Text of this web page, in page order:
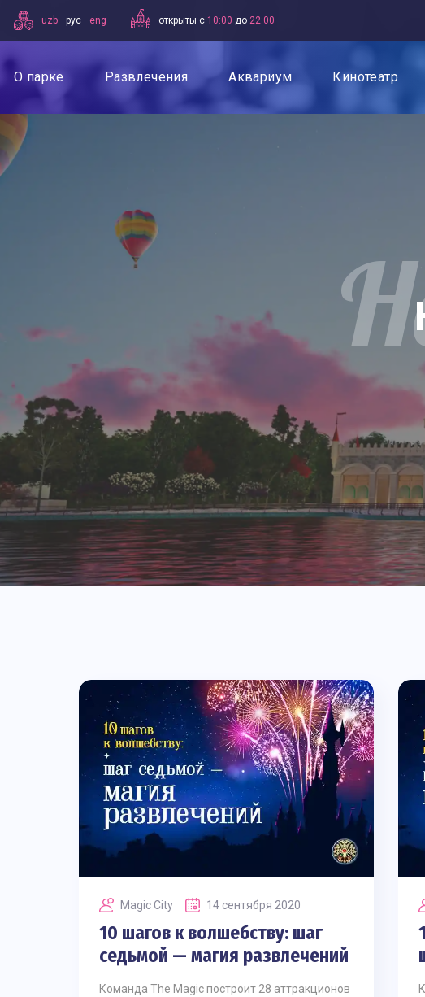
uzb рус eng открыты с 10:00 до 22:00
О парке Развлечения Аквариум Кинотеатр
Magic Сity 14 сентября 2020
10 шагов к волшебству: шаг
седьмой — магия развлечений
Команда The Magic построит 28 аттракционов